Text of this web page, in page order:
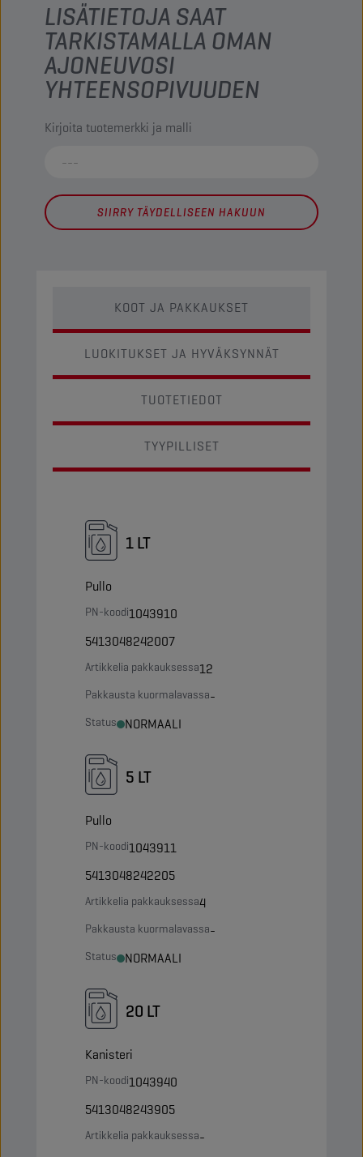
LISÄTIETOJA SAAT
TARKISTAMALLA OMAN
AJONEUVOSI
YHTEENSOPIVUUDEN
Kirjoita tuotemerkki ja malli
SIIRRY TÄYDELLISEEN HAKUUN
KOOT JA PAKKAUKSET
LUOKITUKSET JA HYVÄKSYNNÄT
TUOTETIEDOT
TYYPILLISET
1 LT
Pullo
PN-koodi1043910
5413048242007
Artikkelia pakkauksessa12
Pakkausta kuormalavassa-
Status NORMAALI
5 LT
Pullo
PN-koodi1043911
5413048242205
Artikkelia pakkauksessa4
Pakkausta kuormalavassa-
Status NORMAALI
20 LT
Kanisteri
PN-koodi1043940
5413048243905
Artikkelia pakkauksessa-